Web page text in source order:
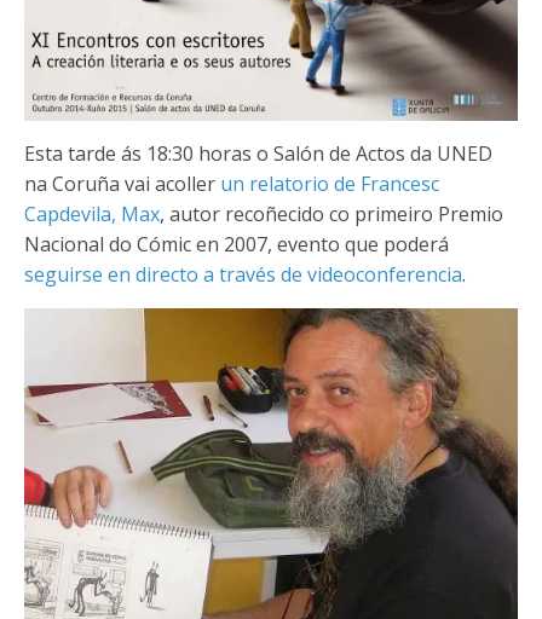
Esta tarde ás 18:30 horas o Salón de Actos da UNED
na Coruña vai acoller un relatorio de Francesc
Capdevila, Max, autor recoñecido co primeiro Premio
Nacional do Cómic en 2007, evento que poderá
seguirse en directo a través de videoconferencia.